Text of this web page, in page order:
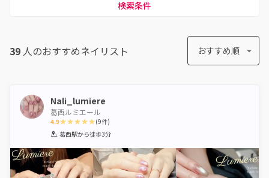
検索条件
39 人のおすすめネイリスト おすすめ順
Nali_lumiere
葛西ルミエール
4.9
1 2 3 4 5
(9件)
葛西駅から徒歩3分